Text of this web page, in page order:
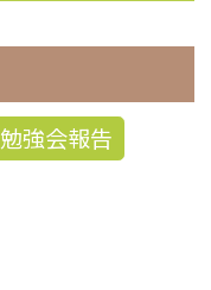
勉強会報告